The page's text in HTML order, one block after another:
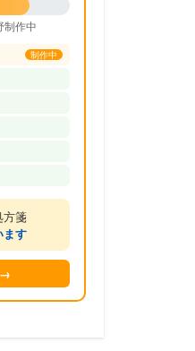
制作中
制作中
方箋
ます
→